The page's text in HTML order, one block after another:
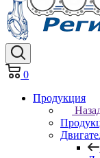
0
Продукция